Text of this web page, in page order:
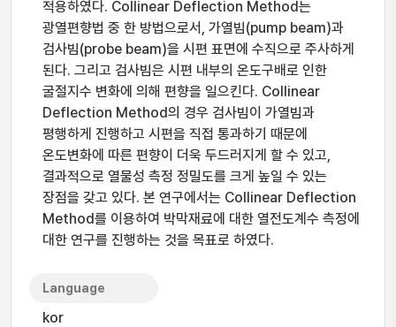
적용하였다. Collinear Deflection Method는
광열편향법 중 한 방법으로서, 가열빔(pump beam)과
검사빔(probe beam)을 시편 표면에 수직으로 주사하게
된다. 그리고 검사빔은 시편 내부의 온도구배로 인한
굴절지수 변화에 의해 편향을 일으킨다. Collinear
Deflection Method의 경우 검사빔이 가열빔과
평행하게 진행하고 시편을 직접 통과하기 때문에
온도변화에 따른 편향이 더욱 두드러지게 할 수 있고,
결과적으로 열물성 측정 정밀도를 크게 높일 수 있는
장점을 갖고 있다. 본 연구에서는 Collinear Deflection
Method를 이용하여 박막재료에 대한 열전도계수 측정에
대한 연구를 진행하는 것을 목표로 하였다.
Language
kor